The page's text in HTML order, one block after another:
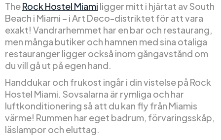
TheRock Hostel Miami ligger mitt i hjärtat av South
Beach i Miami – i Art Deco-distriktet för att vara
exakt! Vandrarhemmet har en bar och restaurang,
men många butiker och hamnen med sina otaliga
restauranger ligger också inom gångavstånd om
du vill gå ut på egen hand.
Handdukar och frukost ingår i din vistelse på Rock
Hostel Miami. Sovsalarna är rymliga och har
luftkonditionering så att du kan fly från Miamis
värme! Rummen har eget badrum, förvaringsskåp,
läslampor och eluttag.